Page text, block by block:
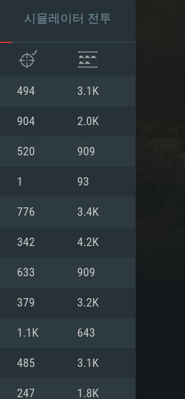
Linux
시뮬레이터 전투
494 3.1K
904 2.0K
520 909
1 93
776 3.4K
342 4.2K
633 909
379 3.2K
1.1K 643
485 3.1K
247 1.8K